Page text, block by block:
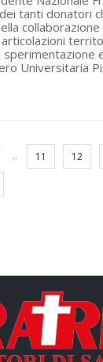
tanti donatori
sperimentazione
Universitaria
.. 11 12